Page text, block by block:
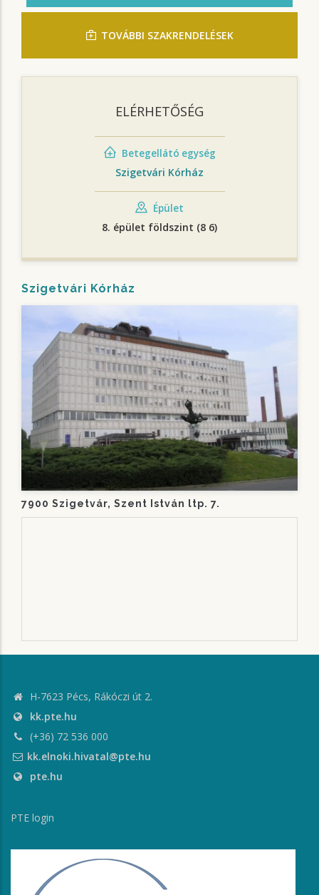
TOVÁBBI SZAKRENDELÉSEK
ELÉRHETŐSÉG
Betegellátó egység
Szigetvári Kórház
Épület
8. épület földszint (8 6)
Szigetvári Kórház
7900 Szigetvár, Szent István ltp. 7.
H-7623 Pécs, Rákóczi út 2.
kk.pte.hu
(+36) 72 536 000
kk.elnoki.hivatal@pte.hu
pte.hu
PTE login